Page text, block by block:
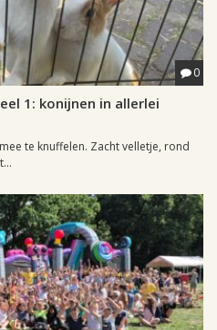
0
1: konijnen in allerlei
te knuffelen. Zacht velletje, rond